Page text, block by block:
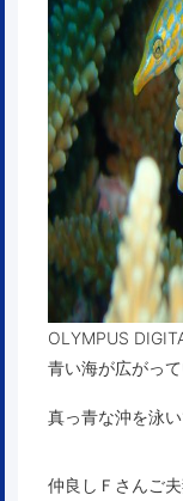
OLYMPUS
青い海が広がっ
真っ青な沖を泳
仲良しＦさんご